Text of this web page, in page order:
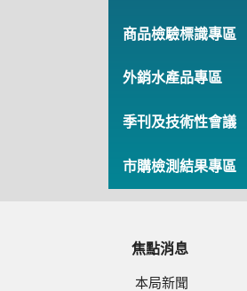
商品檢驗標識專區
外銷水產品專區
季刊及技術性會議
市購檢測結果專區
焦點消息
本局新聞